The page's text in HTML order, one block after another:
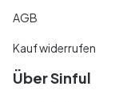
AGB
Kauf widerrufen
Über Sinful